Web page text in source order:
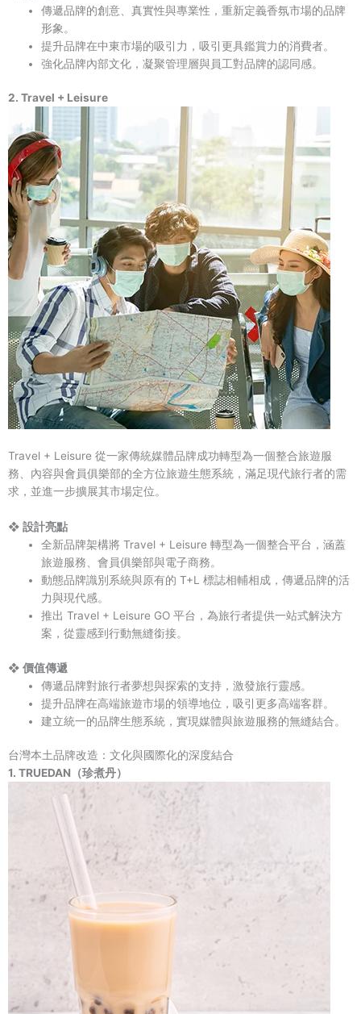
傳遞品牌的創意、真實性與專業性，重新定義香氛市場的品牌
形象。
提升品牌在中東市場的吸引力，吸引更具鑑賞力的消費者。
強化品牌內部文化，凝聚管理層與員工對品牌的認同感。
2. Travel + Leisure
Travel + Leisure 從一家傳統媒體品牌成功轉型為一個整合旅遊服
務、內容與會員俱樂部的全方位旅遊生態系統，滿足現代旅行者的需
求，並進一步擴展其市場定位。
❖ 設計亮點
全新品牌架構將 Travel + Leisure 轉型為一個整合平台，涵蓋
旅遊服務、會員俱樂部與電子商務。
動態品牌識別系統與原有的 T+L 標誌相輔相成，傳遞品牌的活
力與現代感。
推出 Travel + Leisure GO 平台，為旅行者提供一站式解決方
案，從靈感到行動無縫銜接。
❖ 價值傳遞
傳遞品牌對旅行者夢想與探索的支持，激發旅行靈感。
提升品牌在高端旅遊市場的領導地位，吸引更多高端客群。
建立統一的品牌生態系統，實現媒體與旅遊服務的無縫結合。
台灣本土品牌改造：文化與國際化的深度結合
1. TRUEDAN（珍煮丹）